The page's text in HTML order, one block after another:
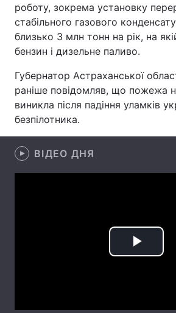
Техно і зв'язок Лайт
Зброя
Здоров'я Туризм
Цікавинки Погода
Лонгріди
роботу, зокрема установку
стабільного газового
близько 3 млн тонн на рік, на
бензин і дизельне паливо.
Губернатор Астраханської
раніше повідомляв, що пожежа
виникла після падіння уламків
безпілотника.
ВІДЕО ДНЯ
Play